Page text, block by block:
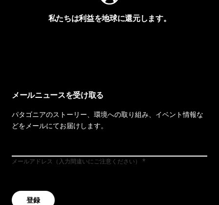
私たちは利益を地球に還元します。
メールニュースを受け取る
パタゴニアのストーリー、環境への取り組み、イベント情報な
どをメールにてお届けします。
メールアドレス（入力間違いにご注意ください）
登録